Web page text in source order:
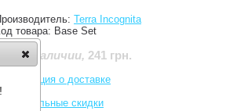
Terra Incognita
товара: Base Set
Нет в наличии, 241 грн.
Информация о доставке
Накопительные скидки